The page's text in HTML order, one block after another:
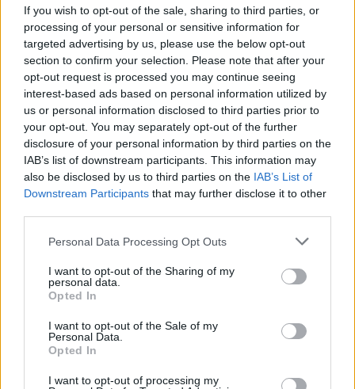
If you wish to opt-out of the sale, sharing to third parties, or
processing of your personal or sensitive information for
targeted advertising by us, please use the below opt-out
section to confirm your selection. Please note that after your
opt-out request is processed you may continue seeing
interest-based ads based on personal information utilized by
us or personal information disclosed to third parties prior to
your opt-out. You may separately opt-out of the further
disclosure of your personal information by third parties on the
IAB’s list of downstream participants. This information may
also be disclosed by us to third parties on the IAB’s List of
Downstream Participants that may further disclose it to other
Please note that this website/app uses one or more Google
not limited to your visit or usage behaviour. You may click to
grant or deny consent to Google and its third-party tags to
use your data for below specified purposes in below Google
consent section.
Personal Data Processing Opt Outs
I want to opt-out of the Sharing of my
personal data.
Opted In
I want to opt-out of the Sale of my
Personal Data.
Opted In
I want to opt-out of processing my